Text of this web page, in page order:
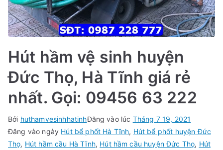
Hút hầm vệ sinh huyện
Đức Thọ, Hà Tĩnh giá rẻ
nhất. Gọi: 09456 63 222
Bởi huthamvesinhhatinhĐăng vào lúc Tháng 7 19, 2021
Đăng vào ngày Hút bể phốt Hà Tĩnh, Hút bể phốt huyện Đức
Thọ, Hút hầm cầu Hà Tĩnh, Hút hầm cầu huyện Đức Thọ, Hút